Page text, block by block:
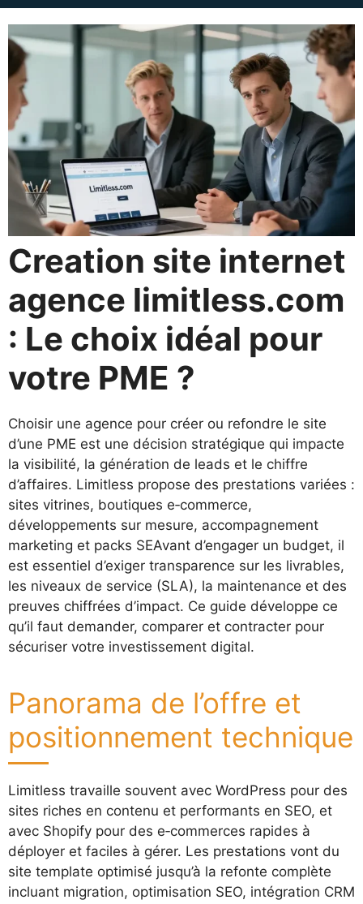
Creation site internet
agence limitless.com
: Le choix idéal pour
votre PME ?
Choisir une agence pour créer ou refondre le site
d’une PME est une décision stratégique qui impacte
la visibilité, la génération de leads et le chiffre
d’affaires. Limitless propose des prestations variées :
sites vitrines, boutiques e‑commerce,
développements sur mesure, accompagnement
marketing et packs SEAvant d’engager un budget, il
est essentiel d’exiger transparence sur les livrables,
les niveaux de service (SLA), la maintenance et des
preuves chiffrées d’impact. Ce guide développe ce
qu’il faut demander, comparer et contracter pour
sécuriser votre investissement digital.
Panorama de l’offre et
positionnement technique
Limitless travaille souvent avec WordPress pour des
sites riches en contenu et performants en SEO, et
avec Shopify pour des e‑commerces rapides à
déployer et faciles à gérer. Les prestations vont du
site template optimisé jusqu’à la refonte complète
incluant migration, optimisation SEO, intégration CRM